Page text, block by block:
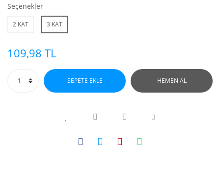
Seçenekler
2 KAT 3 KAT
109,98 TL
SEPETE EKLE HEMEN AL